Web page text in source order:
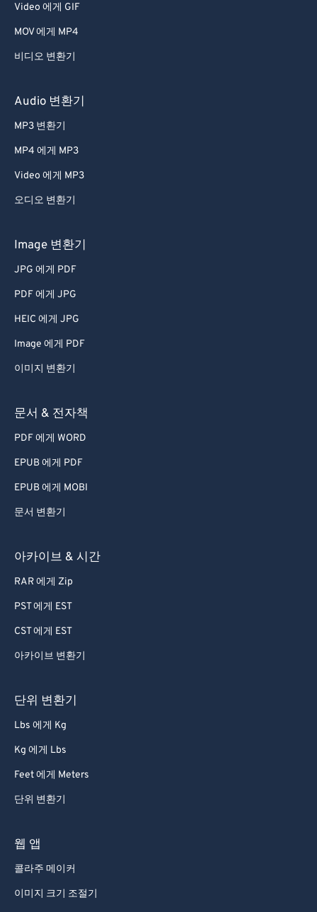
Video 에게 GIF
MOV 에게 MP4
비디오 변환기
Audio 변환기
MP3 변환기
MP4 에게 MP3
Video 에게 MP3
오디오 변환기
Image 변환기
JPG 에게 PDF
PDF 에게 JPG
HEIC 에게 JPG
Image 에게 PDF
이미지 변환기
문서 & 전자책
PDF 에게 WORD
EPUB 에게 PDF
EPUB 에게 MOBI
문서 변환기
아카이브 & 시간
RAR 에게 Zip
PST 에게 EST
CST 에게 EST
아카이브 변환기
단위 변환기
Lbs 에게 Kg
Kg 에게 Lbs
Feet 에게 Meters
단위 변환기
웹 앱
콜라주 메이커
이미지 크기 조절기